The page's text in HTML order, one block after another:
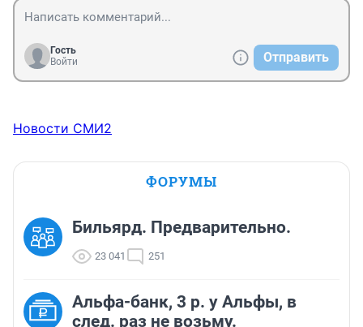
Гость
Войти
Отправить
Новости СМИ2
ФОРУМЫ
Бильярд. Предварительно.
23 041 251
Альфа-банк, 3 р. у Альфы, в
след. раз не возьму.